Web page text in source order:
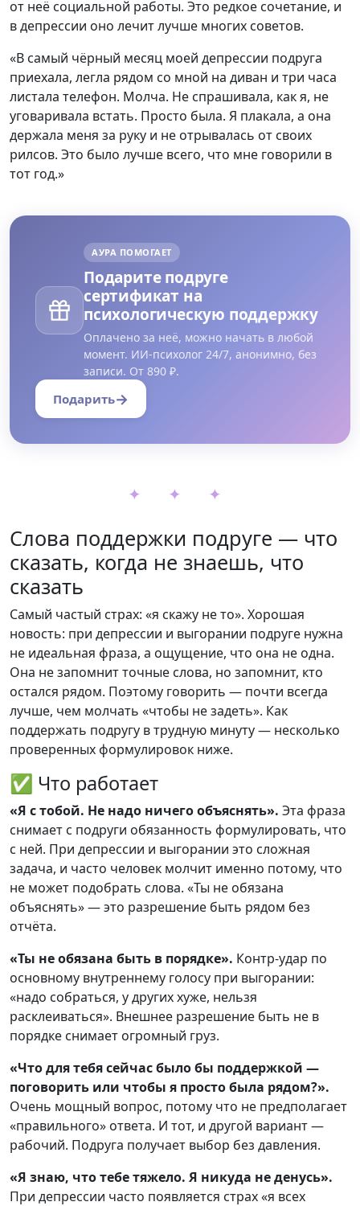
от неё социальной работы. Это редкое сочетание, и
в депрессии оно лечит лучше многих советов.
«В самый чёрный месяц моей депрессии подруга
приехала, легла рядом со мной на диван и три часа
листала телефон. Молча. Не спрашивала, как я, не
уговаривала встать. Просто была. Я плакала, а она
держала меня за руку и не отрывалась от своих
рилсов. Это было лучше всего, что мне говорили в
тот год.»
АУРА ПОМОГАЕТ
Подарите подруге
сертификат на
психологическую поддержку
Оплачено за неё, можно начать в любой
момент. ИИ-психолог 24/7, анонимно, без
записи. От 890 ₽.
Подарить→
✦ ✦ ✦
Слова поддержки подруге — что
сказать, когда не знаешь, что
сказать
Самый частый страх: «я скажу не то». Хорошая
новость: при депрессии и выгорании подруге нужна
не идеальная фраза, а ощущение, что она не одна.
Она не запомнит точные слова, но запомнит, кто
остался рядом. Поэтому говорить — почти всегда
лучше, чем молчать «чтобы не задеть». Как
поддержать подругу в трудную минуту — несколько
проверенных формулировок ниже.
✅ Что работает
«Я с тобой. Не надо ничего объяснять». Эта фраза
снимает с подруги обязанность формулировать, что
с ней. При депрессии и выгорании это сложная
задача, и часто человек молчит именно потому, что
не может подобрать слова. «Ты не обязана
объяснять» — это разрешение быть рядом без
отчёта.
«Ты не обязана быть в порядке». Контр-удар по
основному внутреннему голосу при выгорании:
«надо собраться, у других хуже, нельзя
расклеиваться». Внешнее разрешение быть не в
порядке снимает огромный груз.
«Что для тебя сейчас было бы поддержкой —
поговорить или чтобы я просто была рядом?».
Очень мощный вопрос, потому что не предполагает
«правильного» ответа. И тот, и другой вариант —
рабочий. Подруга получает выбор без давления.
«Я знаю, что тебе тяжело. Я никуда не денусь».
При депрессии часто появляется страх «я всех